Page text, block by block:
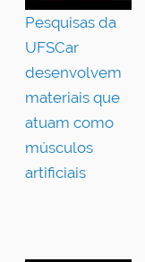
Pesquisas da
UFSCar
desenvolvem
materiais que
atuam como
músculos
artificiais